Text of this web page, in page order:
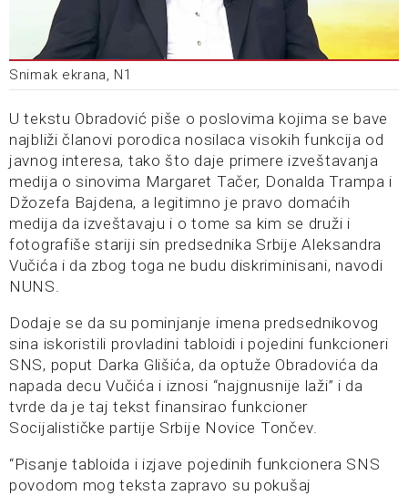
Snimak ekrana, N1
U tekstu Obradović piše o poslovima kojima se bave
najbliži članovi porodica nosilaca visokih funkcija od
javnog interesa, tako što daje primere izveštavanja
medija o sinovima Margaret Tačer, Donalda Trampa i
Džozefa Bajdena, a legitimno je pravo domaćih
medija da izveštavaju i o tome sa kim se druži i
fotografiše stariji sin predsednika Srbije Aleksandra
Vučića i da zbog toga ne budu diskriminisani, navodi
NUNS.
Dodaje se da su pominjanje imena predsednikovog
sina iskoristili provladini tabloidi i pojedini funkcioneri
SNS, poput Darka Glišića, da optuže Obradovića da
napada decu Vučića i iznosi “najgnusnije laži” i da
tvrde da je taj tekst finansirao funkcioner
Socijalističke partije Srbije Novice Tončev.
“Pisanje tabloida i izjave pojedinih funkcionera SNS
povodom mog teksta zapravo su pokušaj